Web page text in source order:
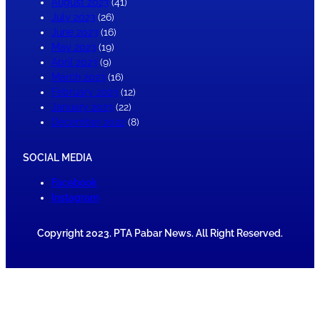
August 2023 (41)
July 2023 (26)
June 2023 (16)
May 2023 (19)
April 2023 (9)
March 2023 (16)
February 2023 (12)
January 2023 (22)
December 2022 (8)
SOCIAL MEDIA
Facebook
Instagram
Copyright 2023. PTA Pabar News. All Right Reserved.